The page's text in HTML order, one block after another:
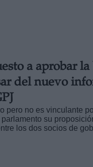
a aprobar la
del nuevo
pero no es vinculante
su
los dos socios de